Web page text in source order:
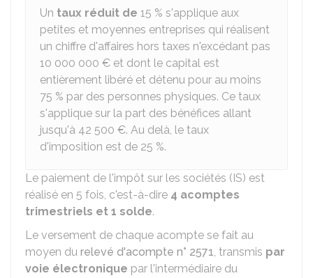
Un taux réduit de 15 % s'applique aux
petites et moyennes entreprises qui réalisent
un chiffre d'affaires hors taxes n'excédant pas
10 000 000 € et dont le capital est
entièrement libéré et détenu pour au moins
75 % par des personnes physiques. Ce taux
s'applique sur la part des bénéfices allant
jusqu'à 42 500 €. Au delà, le taux
d'imposition est de 25 %.
Le paiement de l'impôt sur les sociétés (IS) est
réalisé en 5 fois, c'est-à-dire 4 acomptes
trimestriels et 1 solde.
Le versement de chaque acompte se fait au
moyen du relevé d'acompte n° 2571, transmis par
voie électronique par l'intermédiaire du